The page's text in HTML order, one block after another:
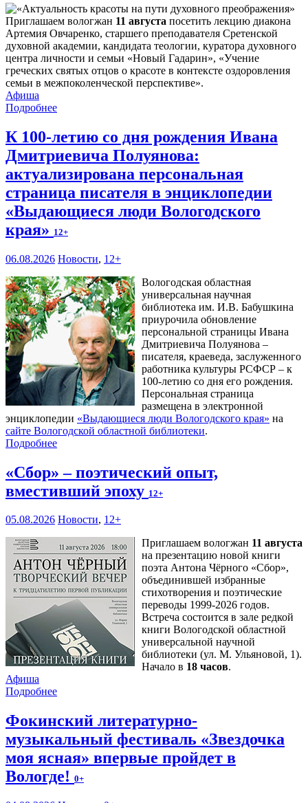
Приглашаем вологжан 11 августа посетить лекцию диакона
Артемия Овчаренко, старшего преподавателя Сретенской
духовной академии, кандидата теологии, куратора духовного
центра личности и семьи «Новый Гадарин», «Учение
греческих святых отцов о красоте в контексте оздоровления
семьи в межпоколенческой перспективе».
Афиша
Подробнее
К 100-летию со дня рождения Ивана
Дмитриевича Полуянова:
актуализирована персональная
страница писателя в энциклопедии
«Выдающиеся люди Вологодского
края» 12+
06.08.2026 Новости, 12+
Вологодская областная
универсальная научная
библиотека им. И.В. Бабушкина
приурочила обновление
персональной страницы Ивана
Дмитриевича Полуянова –
писателя, краеведа, заслуженного
работника культуры РСФСР – к
100‑летию со дня его рождения.
Персональная страница
размещена в электронной
энциклопедии «Выдающиеся люди Вологодского края» на
сайте Вологодской областной библиотеки.
Подробнее
«Сбор» – поэтический опыт,
вместивший эпоху 12+
05.08.2026 Новости, 12+
Приглашаем вологжан 11 августа
на презентацию новой книги
поэта Антона Чёрного «Сбор»,
объединившей избранные
стихотворения и поэтические
переводы 1999-2026 годов.
Встреча состоится в зале редкой
книги Вологодской областной
универсальной научной
библиотеки (ул. М. Ульяновой, 1).
Начало в 18 часов.
Афиша
Подробнее
Фокинский литературно-
музыкальный фестиваль «Звездочка
моя ясная» впервые пройдет в
Вологде! 0+